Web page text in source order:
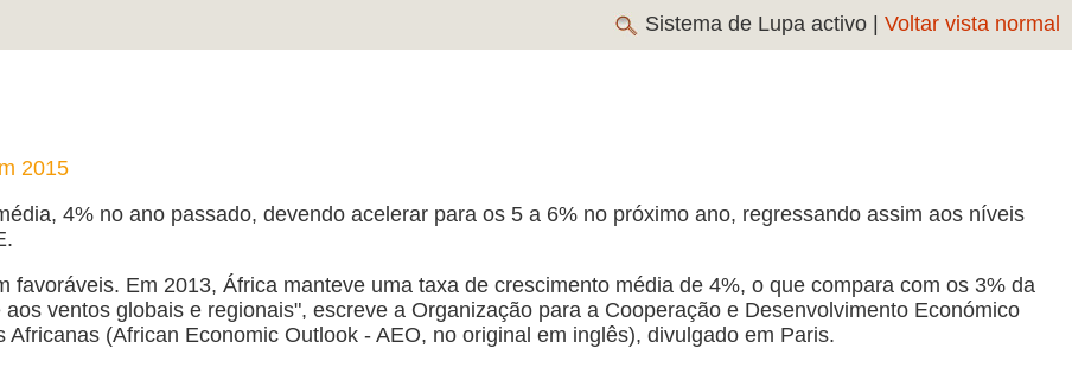
Sistema de Lupa activo | Voltar vista normal
2015
4% no ano passado, devendo acelerar para os 5 a 6% no próximo ano, regressando assim aos níveis
favoráveis. Em 2013, África manteve uma taxa de crescimento média de 4%, o que compara com os 3% da
ventos globais e regionais", escreve a Organização para a Cooperação e Desenvolvimento Económico
(African Economic Outlook - AEO, no original em inglês), divulgado em Paris.